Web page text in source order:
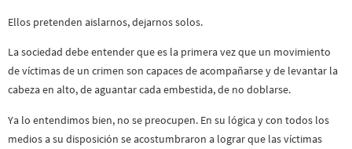
Ellos pretenden aislarnos, dejarnos solos.
La sociedad debe entender que es la primera vez que un movimiento
de víctimas de un crimen son capaces de acompañarse y de levantar la
cabeza en alto, de aguantar cada embestida, de no doblarse.
Ya lo entendimos bien, no se preocupen. En su lógica y con todos los
medios a su disposición se acostumbraron a lograr que las víctimas